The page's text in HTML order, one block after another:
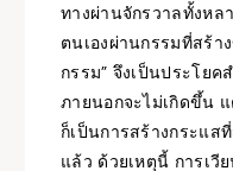
ทางผ่านจักรวาลทั้งหล
ตนเองผ่านกรรมที่สร้
กรรม” จึงเป็นประโย
ภายนอกจะไม่เกิดขึ้น
ก็เป็นการสร้างกระแส
แล้ว ด้วยเหตุนี้ การเวี